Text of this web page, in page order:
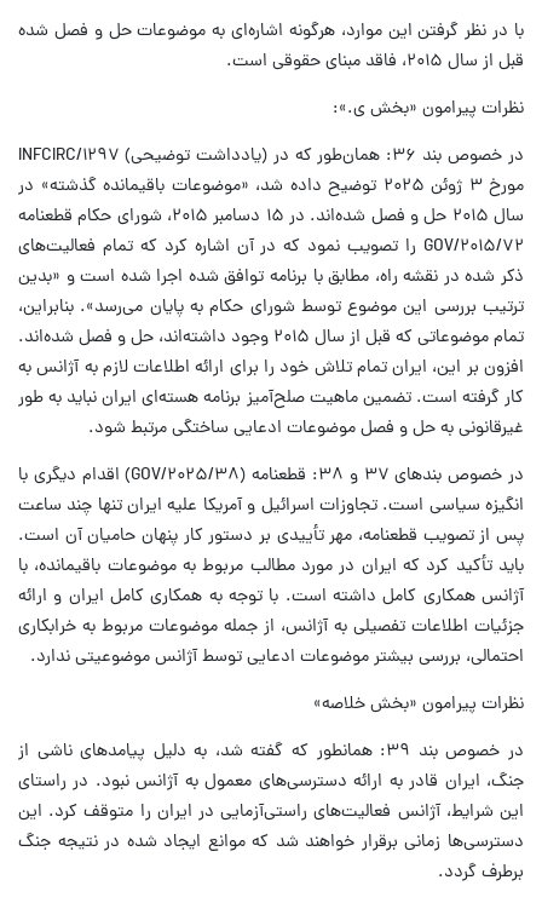
با در نظر گرفتن این موارد، هرگونه اشاره‌ای به موضوعات حل‌ و فصل شده
قبل از سال ۲۰۱۵، فاقد مبنای حقوقی است.
نظرات پیرامون «بخش ی.»:
در خصوص بند ۳۶: همان‌طور که در (یادداشت توضیحی) INFCIRC/۱۲۹۷
مورخ ۳ ژوئن ۲۰۲۵ توضیح داده شد، «موضوعات باقیمانده گذشته» در
سال ۲۰۱۵ حل و فصل شده‌اند. در ۱۵ دسامبر ۲۰۱۵، شورای حکام قطعنامه
GOV/۲۰۱۵/۷۲ را تصویب نمود که در آن اشاره کرد که تمام فعالیت‌های
ذکر شده در نقشه راه، مطابق با برنامه توافق شده اجرا شده است و «بدین
ترتیب بررسی این موضوع توسط شورای حکام به پایان می‌رسد». بنابراین،
تمام موضوعاتی که قبل از سال ۲۰۱۵ وجود داشته‌اند، حل و فصل شده‌اند.
افزون بر این، ایران تمام تلاش خود را برای ارائه اطلاعات لازم به آژانس به
کار گرفته است. تضمین ماهیت صلح‌آمیز برنامه هسته‌ای ایران نباید به طور
غیرقانونی به حل و فصل موضوعات ادعایی ساختگی مرتبط شود.
در خصوص بندهای ۳۷ و ۳۸: قطعنامه (GOV/۲۰۲۵/۳۸) اقدام دیگری با
انگیزه سیاسی است. تجاوزات اسرائیل و آمریکا علیه ایران تنها چند ساعت
پس از تصویب قطعنامه، مهر تأییدی بر دستور کار پنهان حامیان آن است.
باید تأکید کرد که ایران در مورد مطالب مربوط به موضوعات باقیمانده، با
آژانس همکاری کامل داشته است. با توجه به همکاری کامل ایران و ارائه
جزئیات اطلاعات تفصیلی به آژانس، از جمله موضوعات مربوط به خرابکاری
احتمالی، بررسی بیشتر موضوعات ادعایی توسط آژانس موضوعیتی ندارد.
نظرات پیرامون «بخش خلاصه»
در خصوص بند ۳۹: همانطور که گفته شد، به دلیل پیامدهای ناشی از
جنگ، ایران قادر به ارائه دسترسی‌های معمول به آژانس نبود. در راستای
این شرایط، آژانس فعالیت‌های راستی‌آزمایی در ایران را متوقف کرد. این
دسترسی‌ها زمانی برقرار خواهند شد که موانع ایجاد شده در نتیجه جنگ
برطرف گردد.